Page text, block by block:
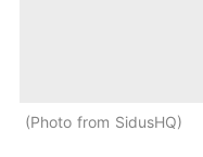
Photo from SidusHQ